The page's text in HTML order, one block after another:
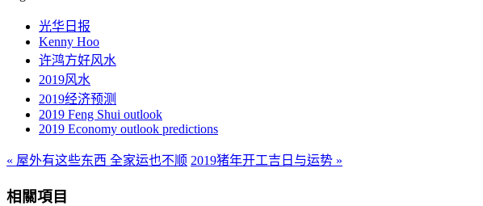
光华日报
Kenny Hoo
许鸿方好风水
2019风水
2019经济预测
2019 Feng Shui outlook
2019 Economy outlook predictions
« 屋外有这些东西 全家运也不顺 2019猪年开工吉日与运势 »
相關項目